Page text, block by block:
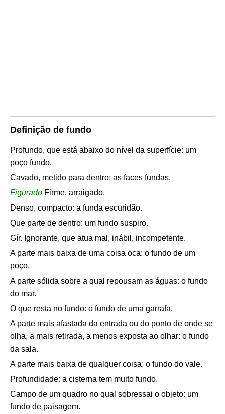
Definição de fundo
Profundo, que está abaixo do nível da superfície: um
poço fundo.
Cavado, metido para dentro: as faces fundas.
Figurado Firme, arraigado.
Denso, compacto: a funda escuridão.
Que parte de dentro: um fundo suspiro.
Gír. Ignorante, que atua mal, inábil, incompetente.
A parte mais baixa de uma coisa oca: o fundo de um
poço.
A parte sólida sobre a qual repousam as águas: o fundo
do mar.
O que resta no fundo: o fundo de uma garrafa.
A parte mais afastada da entrada ou do ponto de onde se
olha, a mais retirada, a menos exposta ao olhar: o fundo
da sala.
A parte mais baixa de qualquer coisa: o fundo do vale.
Profundidade: a cisterna tem muito fundo.
Campo de um quadro no qual sobressai o objeto: um
fundo de paisagem.